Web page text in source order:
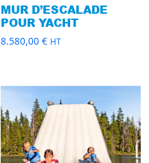
MUR D’ESCALADE
POUR YACHT
8.580,00€ HT